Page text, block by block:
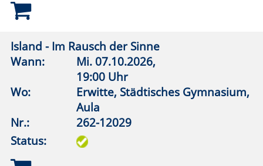
Die Französische Kapelle in Soest – ein
Erinnerungsort europäischer Zeitgeschichte
Wann:
11.11.2026,
19:00 Uhr
Wo:
Erwitte, Marx Wirtschaft
262-12207
Status: